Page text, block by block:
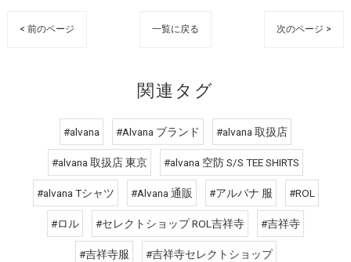
< 前のページ 一覧に戻る 次のページ >
関連タグ
#alvana #Alvana ブランド #alvana 取扱店
#alvana 取扱店 東京 #alvana 空防 S/S TEE SHIRTS
#alvana Tシャツ #Alvana 通販 #アルバナ 服 #ROL
#ロル #セレクトショップ ROL吉祥寺 #吉祥寺
#吉祥寺服 #吉祥寺セレクトショップ